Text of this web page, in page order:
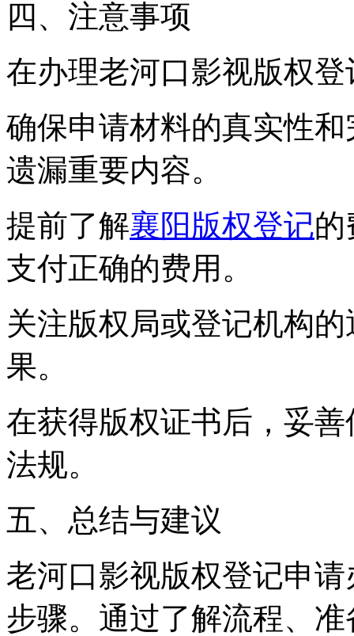
四、注意事项
在办理老河口影视版权
确保申请材料的真实性
遗漏重要内容。
提前了解襄阳版权登记的
支付正确的费用。
关注版权局或登记机构
果。
在获得版权证书后，妥
法规。
五、总结与建议
老河口影视版权登记申
步骤。通过了解流程、